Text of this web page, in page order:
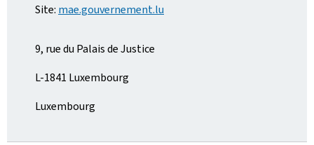
Site: mae.gouvernement.lu
9, rue du Palais de Justice
L-1841 Luxembourg
Luxembourg